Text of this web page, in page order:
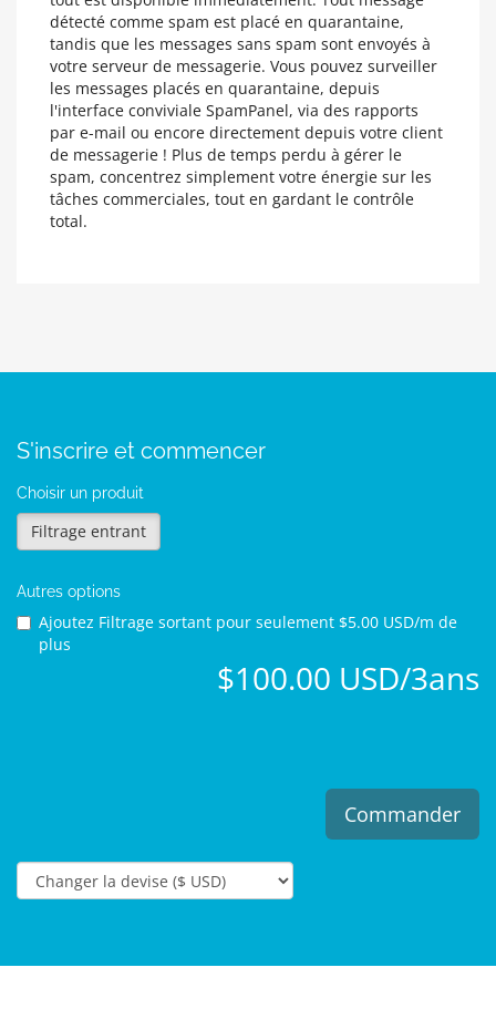
détecté comme spam est placé en quarantaine,
tandis que les messages sans spam sont envoyés à
votre serveur de messagerie. Vous pouvez surveiller
les messages placés en quarantaine, depuis
l'interface conviviale SpamPanel, via des rapports
par e-mail ou encore directement depuis votre client
de messagerie ! Plus de temps perdu à gérer le
spam, concentrez simplement votre énergie sur les
tâches commerciales, tout en gardant le contrôle
total.
S'inscrire et commencer
Choisir un produit
Filtrage entrant
Autres options
Ajoutez Filtrage sortant pour seulement $5.00 USD/m de
plus
$100.00 USD/3ans
Commander